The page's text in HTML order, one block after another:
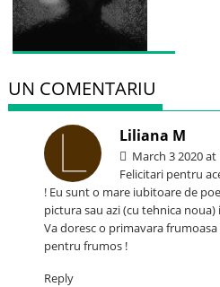
UN COMENTARIU
Liliana M
March 3 2020 at
Felicitari pentru
! Eu sunt o mare iubitoare de
pictura sau azi (cu tehnica
Va doresc o primavara
pentru frumos !
Reply